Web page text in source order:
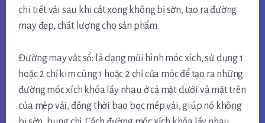
chi tiết vải sau khi cắt xong không bị sờn, tạo ra đường
may đẹp, chất lượng cho sản phẩm.
Đường may vắt sổ: là dạng mũi hình móc xích, sử dụng 1
hoặc 2 chỉ kim cùng 1 hoặc 2 chỉ của móc để tạo ra những
đường móc xích khóa lấy nhau ở cả mặt dưới và mặt trên
của mép vải, đồng thời bao bọc mép vải, giúp nó không